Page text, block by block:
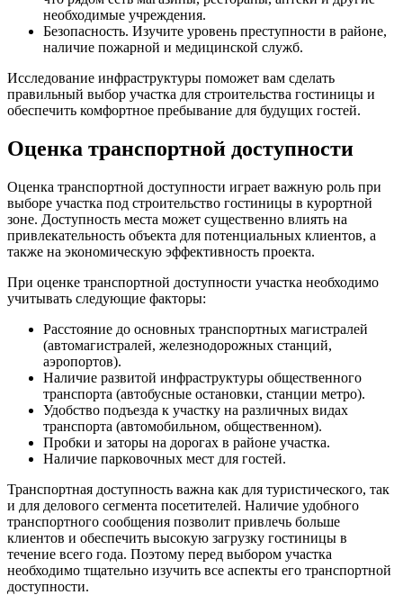
необходимые учреждения.
Безопасность. Изучите уровень преступности в районе,
наличие пожарной и медицинской служб.
Исследование инфраструктуры поможет вам сделать
правильный выбор участка для строительства гостиницы и
обеспечить комфортное пребывание для будущих гостей.
Оценка транспортной доступности
Оценка транспортной доступности играет важную роль при
выборе участка под строительство гостиницы в курортной
зоне. Доступность места может существенно влиять на
привлекательность объекта для потенциальных клиентов, а
также на экономическую эффективность проекта.
При оценке транспортной доступности участка необходимо
учитывать следующие факторы:
Расстояние до основных транспортных магистралей
(автомагистралей, железнодорожных станций,
аэропортов).
Наличие развитой инфраструктуры общественного
транспорта (автобусные остановки, станции метро).
Удобство подъезда к участку на различных видах
транспорта (автомобильном, общественном).
Пробки и заторы на дорогах в районе участка.
Наличие парковочных мест для гостей.
Транспортная доступность важна как для туристического, так
и для делового сегмента посетителей. Наличие удобного
транспортного сообщения позволит привлечь больше
клиентов и обеспечить высокую загрузку гостиницы в
течение всего года. Поэтому перед выбором участка
необходимо тщательно изучить все аспекты его транспортной
доступности.